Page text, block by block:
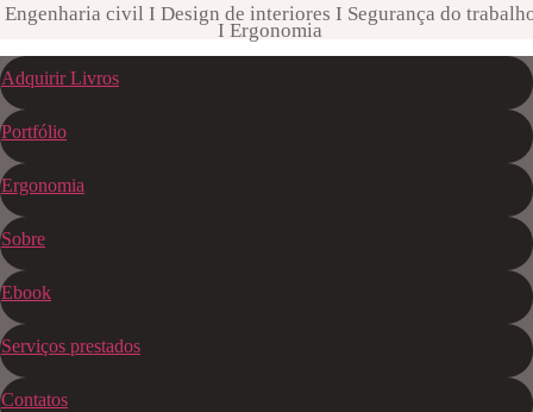
Engenharia civil I Design de interiores I Segurança do
I Ergonomia
Adquirir Livros
Portfólio
Ergonomia
Sobre
Ebook
Serviços prestados
Contatos